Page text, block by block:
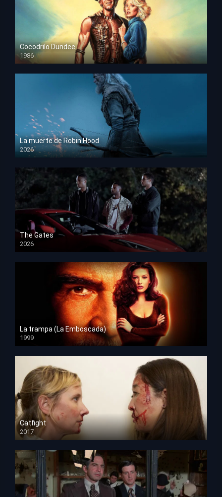
Cocodrilo Dundee
1986
HD 1080p
La muerte de Robin Hood
2026
HD 1080p
The Gates
2026
HD 1080p
La trampa (La Emboscada)
1999
HD 1080p
Catfight
2017
HD 720p